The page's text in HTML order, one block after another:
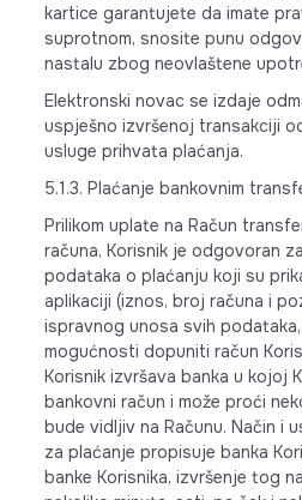
kartice garantujete da imate
suprotnom, snosite punu
nastalu zbog neovlaštene
Elektronski novac se izdaje
uspješno izvršenoj transakciji
usluge prihvata plaćanja.
5.1.3. Plaćanje bankovnim
Prilikom uplate na Račun
računa, Korisnik je odgovoran
podataka o plaćanju koji su
aplikaciji (iznos, broj računa i
ispravnog unosa svih
mogućnosti dopuniti račun
Korisnik izvršava banka u kojoj
bankovni račun i može proći
bude vidljiv na Računu. Način i
za plaćanje propisuje banka
banke Korisnika, izvršenje tog